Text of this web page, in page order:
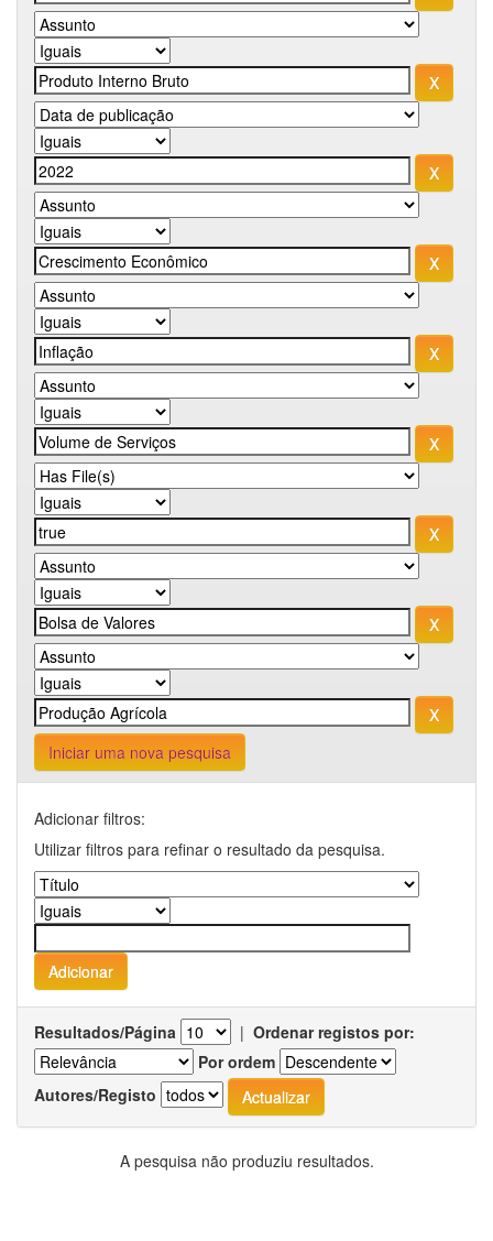
Iniciar uma nova pesquisa
Adicionar filtros:
Utilizar filtros para refinar o resultado da pesquisa.
Resultados/Página | Ordenar registos por:
Por ordem
Autores/Registo
A pesquisa não produziu resultados.